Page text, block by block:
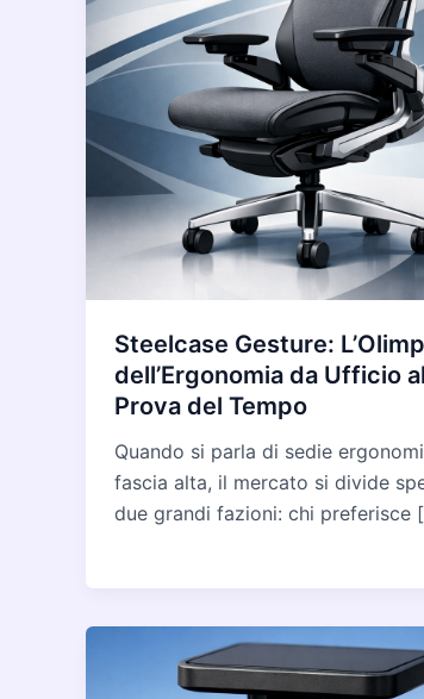
Steelcase Gesture:
dell’Ergonomia da Ufficio
Prova del Tempo
Quando si parla di sedie
fascia alta, il mercato si divide
due grandi fazioni: chi preferisce